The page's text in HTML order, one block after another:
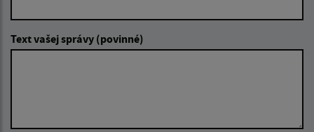
Text vašej správy (povinné)